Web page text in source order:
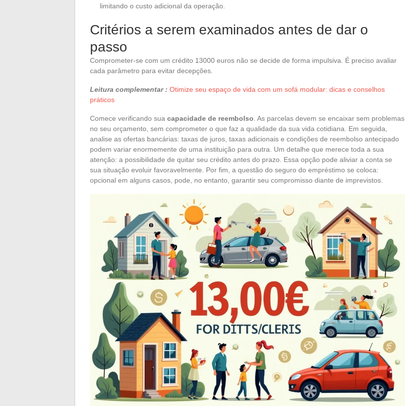
limitando o custo adicional da operação.
Critérios a serem examinados antes de dar o
passo
Comprometer-se com um crédito 13000 euros não se decide de forma impulsiva. É preciso avaliar
cada parâmetro para evitar decepções.
Leitura complementar : Otimize seu espaço de vida com um sofá modular: dicas e conselhos
práticos
Comece verificando sua capacidade de reembolso . As parcelas devem se encaixar sem problemas
no seu orçamento, sem comprometer o que faz a qualidade da sua vida cotidiana. Em seguida,
analise as ofertas bancárias: taxas de juros, taxas adicionais e condições de reembolso antecipado
podem variar enormemente de uma instituição para outra. Um detalhe que merece toda a sua
atenção: a possibilidade de quitar seu crédito antes do prazo. Essa opção pode aliviar a conta se
sua situação evoluir favoravelmente. Por fim, a questão do seguro do empréstimo se coloca:
opcional em alguns casos, pode, no entanto, garantir seu compromisso diante de imprevistos.